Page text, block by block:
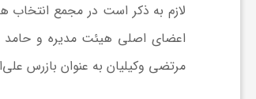
لازم به ذکر است در مجمع انتخاب
اعضای اصلی هیئت مدیره و حامد
مرتضی وکیلیان به عنوان بازرس